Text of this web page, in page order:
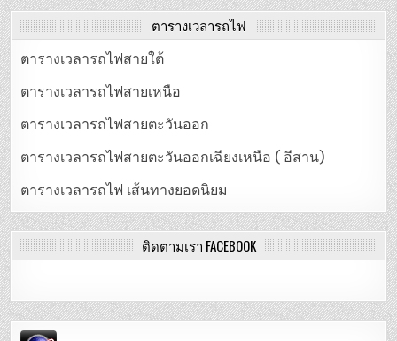
ตารางเวลารถไฟ
ตารางเวลารถไฟสายใต้
ตารางเวลารถไฟสายเหนือ
ตารางเวลารถไฟสายตะวันออก
ตารางเวลารถไฟสายตะวันออกเฉียงเหนือ ( อีสาน)
ตารางเวลารถไฟ เส้นทางยอดนิยม
ติดตามเรา FACEBOOK